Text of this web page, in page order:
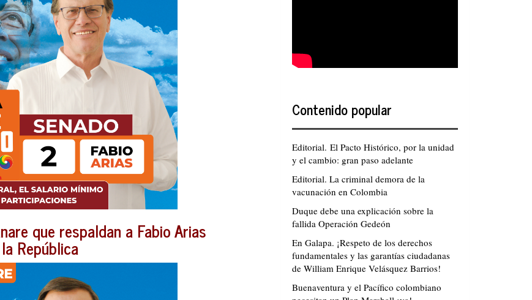
que respaldan a Fabio Arias
República
Contenido popular
Editorial. El Pacto Histórico, por la unidad
y el cambio: gran paso adelante
Editorial. La criminal demora de la
vacunación en Colombia
Duque debe una explicación sobre la
fallida Operación Gedeón
En Galapa. ¡Respeto de los derechos
fundamentales y las garantías ciudadanas
de William Enrique Velásquez Barrios!
Buenaventura y el Pacífico colombiano